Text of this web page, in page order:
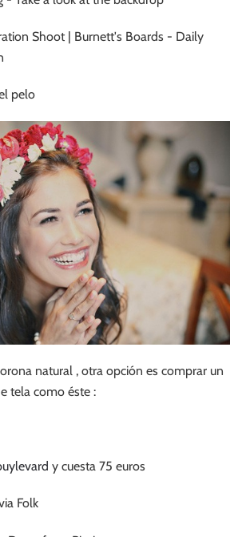
pelo
natural , otra opción es comprar un
tela como éste :
y cuesta 75 euros
Folk